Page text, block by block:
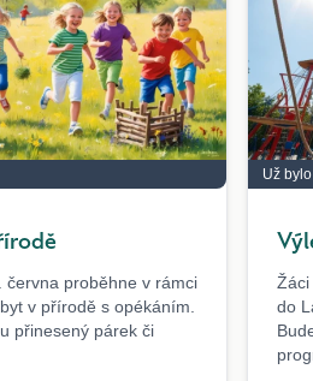
června proběhne v rámci
v přírodě s opékáním.
přinesený párek či
Už bylo
do